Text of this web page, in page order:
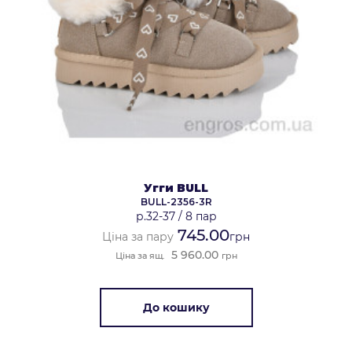
Угги BULL
BULL-2356-3R
р.32-37/ 8 пар
Ціна за пару 745.00грн
Ціна за ящ. 5 960.00 грн
До кошику